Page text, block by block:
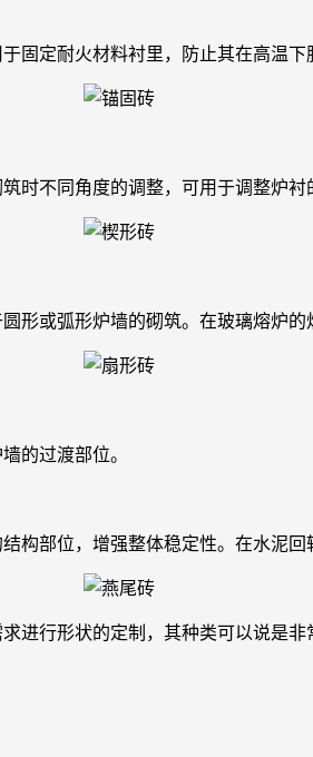
定耐火材料衬里，防止其在高温下
不同角度的调整，可用于调整炉衬
或弧形炉墙的砌筑。在玻璃熔炉的
的过渡部位。
部位，增强整体稳定性。在水泥回
行形状的定制，其种类可以说是非